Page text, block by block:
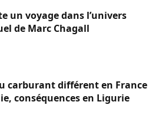
un voyage dans l’univers
de Marc Chagall
carburant différent en France
conséquences en Ligurie